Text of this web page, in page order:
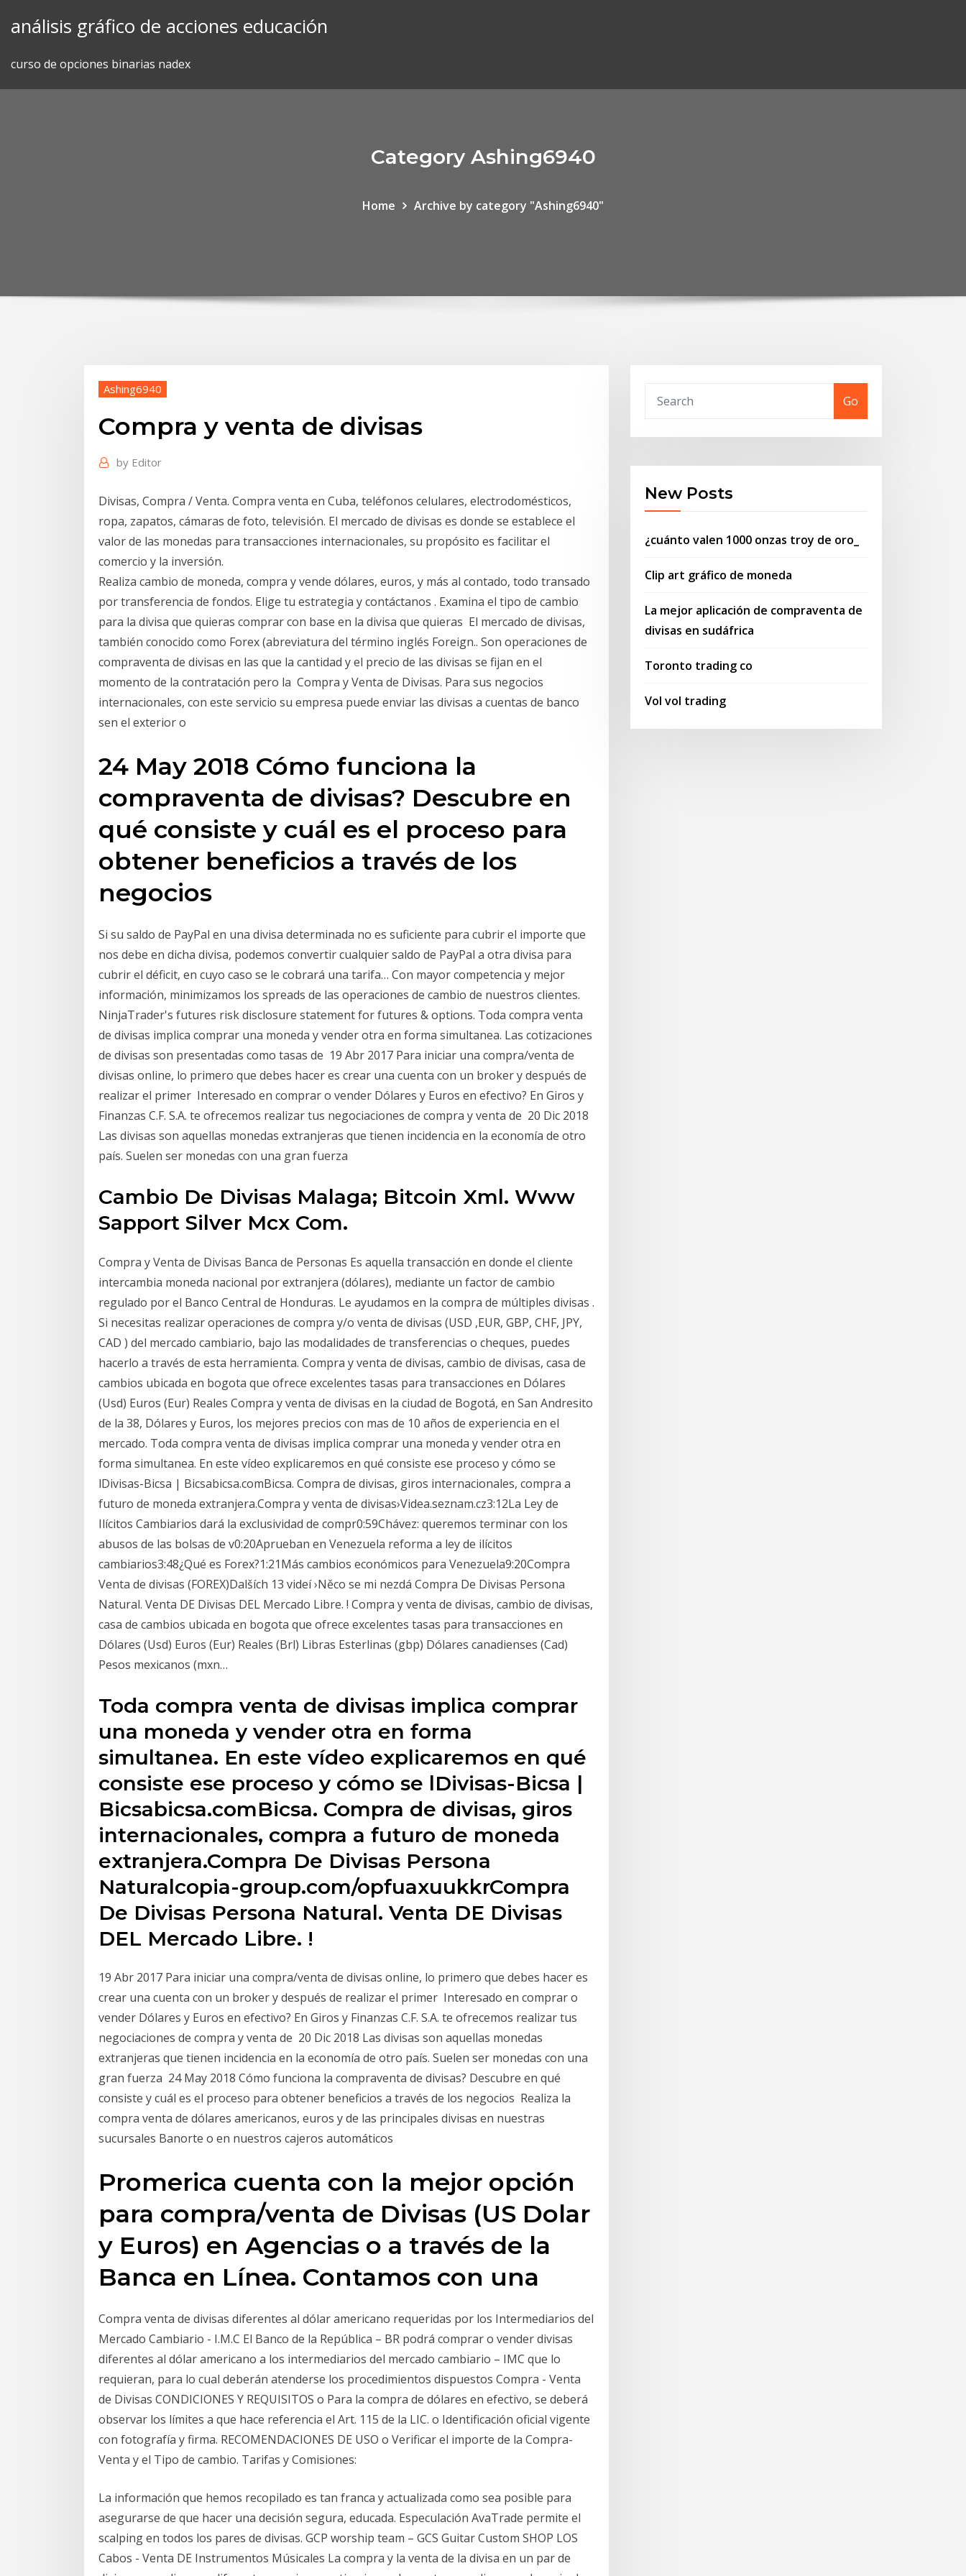
análisis gráfico de acciones educación
curso de opciones binarias nadex
Category Ashing6940
Home Archive by category "Ashing6940"
Ashing6940
Compra y venta de divisas
by Editor
Divisas, Compra / Venta. Compra venta en Cuba, teléfonos celulares, electrodomésticos,
ropa, zapatos, cámaras de foto, televisión. El mercado de divisas es donde se establece el
valor de las monedas para transacciones internacionales, su propósito es facilitar el
comercio y la inversión.
Realiza cambio de moneda, compra y vende dólares, euros, y más al contado, todo transado
por transferencia de fondos. Elige tu estrategia y contáctanos . Examina el tipo de cambio
para la divisa que quieras comprar con base en la divisa que quieras El mercado de divisas,
también conocido como Forex (abreviatura del término inglés Foreign.. Son operaciones de
compraventa de divisas en las que la cantidad y el precio de las divisas se fijan en el
momento de la contratación pero la Compra y Venta de Divisas. Para sus negocios
internacionales, con este servicio su empresa puede enviar las divisas a cuentas de banco
sen el exterior o
24 May 2018 Cómo funciona la
compraventa de divisas? Descubre en
qué consiste y cuál es el proceso para
obtener beneficios a través de los
negocios
Si su saldo de PayPal en una divisa determinada no es suficiente para cubrir el importe que
nos debe en dicha divisa, podemos convertir cualquier saldo de PayPal a otra divisa para
cubrir el déficit, en cuyo caso se le cobrará una tarifa… Con mayor competencia y mejor
información, minimizamos los spreads de las operaciones de cambio de nuestros clientes.
NinjaTrader's futures risk disclosure statement for futures & options. Toda compra venta
de divisas implica comprar una moneda y vender otra en forma simultanea. Las cotizaciones
de divisas son presentadas como tasas de 19 Abr 2017 Para iniciar una compra/venta de
divisas online, lo primero que debes hacer es crear una cuenta con un broker y después de
realizar el primer Interesado en comprar o vender Dólares y Euros en efectivo? En Giros y
Finanzas C.F. S.A. te ofrecemos realizar tus negociaciones de compra y venta de 20 Dic 2018
Las divisas son aquellas monedas extranjeras que tienen incidencia en la economía de otro
país. Suelen ser monedas con una gran fuerza
Cambio De Divisas Malaga; Bitcoin Xml. Www
Sapport Silver Mcx Com.
Compra y Venta de Divisas Banca de Personas Es aquella transacción en donde el cliente
intercambia moneda nacional por extranjera (dólares), mediante un factor de cambio
regulado por el Banco Central de Honduras. Le ayudamos en la compra de múltiples divisas .
Si necesitas realizar operaciones de compra y/o venta de divisas (USD ,EUR, GBP, CHF, JPY,
CAD ) del mercado cambiario, bajo las modalidades de transferencias o cheques, puedes
hacerlo a través de esta herramienta. Compra y venta de divisas, cambio de divisas, casa de
cambios ubicada en bogota que ofrece excelentes tasas para transacciones en Dólares
(Usd) Euros (Eur) Reales Compra y venta de divisas en la ciudad de Bogotá, en San Andresito
de la 38, Dólares y Euros, los mejores precios con mas de 10 años de experiencia en el
mercado. Toda compra venta de divisas implica comprar una moneda y vender otra en
forma simultanea. En este vídeo explicaremos en qué consiste ese proceso y cómo se
lDivisas-Bicsa | Bicsabicsa.comBicsa. Compra de divisas, giros internacionales, compra a
futuro de moneda extranjera.Compra y venta de divisas›Videa.seznam.cz3:12La Ley de
Ilícitos Cambiarios dará la exclusividad de compr0:59Chávez: queremos terminar con los
abusos de las bolsas de v0:20Aprueban en Venezuela reforma a ley de ilícitos
cambiarios3:48¿Qué es Forex?1:21Más cambios económicos para Venezuela9:20Compra
Venta de divisas (FOREX)Dalších 13 videí ›Něco se mi nezdá Compra De Divisas Persona
Natural. Venta DE Divisas DEL Mercado Libre. ! Compra y venta de divisas, cambio de divisas,
casa de cambios ubicada en bogota que ofrece excelentes tasas para transacciones en
Dólares (Usd) Euros (Eur) Reales (Brl) Libras Esterlinas (gbp) Dólares canadienses (Cad)
Pesos mexicanos (mxn…
Toda compra venta de divisas implica comprar
una moneda y vender otra en forma
simultanea. En este vídeo explicaremos en qué
consiste ese proceso y cómo se lDivisas-Bicsa |
Bicsabicsa.comBicsa. Compra de divisas, giros
internacionales, compra a futuro de moneda
extranjera.Compra De Divisas Persona
Naturalcopia-group.com/opfuaxuukkrCompra
De Divisas Persona Natural. Venta DE Divisas
DEL Mercado Libre. !
19 Abr 2017 Para iniciar una compra/venta de divisas online, lo primero que debes hacer es
crear una cuenta con un broker y después de realizar el primer Interesado en comprar o
vender Dólares y Euros en efectivo? En Giros y Finanzas C.F. S.A. te ofrecemos realizar tus
negociaciones de compra y venta de 20 Dic 2018 Las divisas son aquellas monedas
extranjeras que tienen incidencia en la economía de otro país. Suelen ser monedas con una
gran fuerza 24 May 2018 Cómo funciona la compraventa de divisas? Descubre en qué
consiste y cuál es el proceso para obtener beneficios a través de los negocios Realiza la
compra venta de dólares americanos, euros y de las principales divisas en nuestras
sucursales Banorte o en nuestros cajeros automáticos
Promerica cuenta con la mejor opción
para compra/venta de Divisas (US Dolar
y Euros) en Agencias o a través de la
Banca en Línea. Contamos con una
Compra venta de divisas diferentes al dólar americano requeridas por los Intermediarios del
Mercado Cambiario - I.M.C El Banco de la República – BR podrá comprar o vender divisas
diferentes al dólar americano a los intermediarios del mercado cambiario – IMC que lo
requieran, para lo cual deberán atenderse los procedimientos dispuestos Compra - Venta
de Divisas CONDICIONES Y REQUISITOS o Para la compra de dólares en efectivo, se deberá
observar los límites a que hace referencia el Art. 115 de la LIC. o Identificación oficial vigente
con fotografía y firma. RECOMENDACIONES DE USO o Verificar el importe de la Compra-
Venta y el Tipo de cambio. Tarifas y Comisiones:
La información que hemos recopilado es tan franca y actualizada como sea posible para
asegurarse de que hacer una decisión segura, educada. Especulación AvaTrade permite el
scalping en todos los pares de divisas. GCP worship team – GCS Guitar Custom SHOP LOS
Cabos - Venta DE Instrumentos Músicales La compra y la venta de la divisa en un par de
Go
New Posts
¿cuánto valen 1000 onzas troy de oro_
Clip art gráfico de moneda
La mejor aplicación de compraventa de
divisas en sudáfrica
Toronto trading co
Vol vol trading